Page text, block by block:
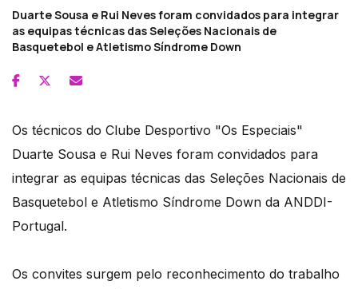
Duarte Sousa e Rui Neves foram convidados para integrar
as equipas técnicas das Seleções Nacionais de
Basquetebol e Atletismo Síndrome Down
Os técnicos do Clube Desportivo "Os Especiais"
Duarte Sousa e Rui Neves foram convidados para
integrar as equipas técnicas das Seleções Nacionais de
Basquetebol e Atletismo Síndrome Down da ANDDI-
Portugal.
Os convites surgem pelo reconhecimento do trabalho